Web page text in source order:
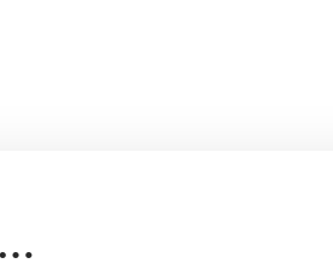
Collertch Yetkili Servis